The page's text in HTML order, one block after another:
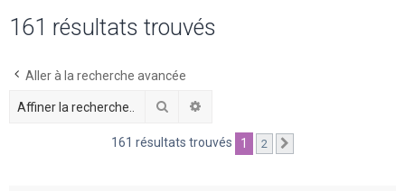
161 résultats trouvés
Aller à la recherche avancée
Rechercher
161 résultats trouvés 1 2